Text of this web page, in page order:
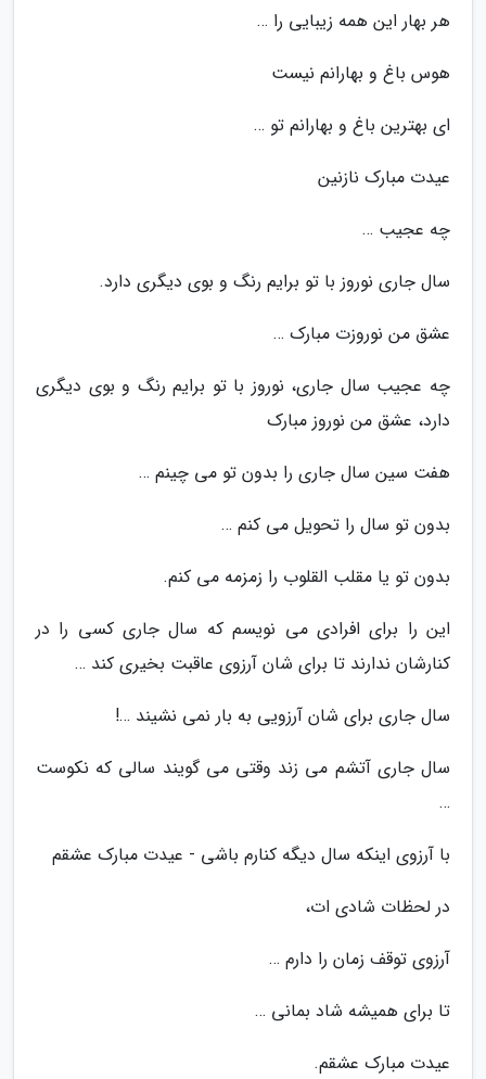
هر بهار این همه زیبایی را …
هوس باغ و بهارانم نیست
ای بهترین باغ و بهارانم تو …
عیدت مبارک نازنین
چه عجیب …
سال جاری نوروز با تو برایم رنگ و بوی دیگری دارد.
عشق من نوروزت مبارک …
چه عجیب سال جاری، نوروز با تو برایم رنگ و بوی دیگری
دارد، عشق من نوروز مبارک
هفت سین سال جاری را بدون تو می چینم …
بدون تو سال را تحویل می کنم …
بدون تو یا مقلب القلوب را زمزمه می کنم.
این را برای افرادی می نویسم که سال جاری کسی را در
کنارشان ندارند تا برای شان آرزوی عاقبت بخیری کند …
سال جاری برای شان آرزویی به بار نمی نشیند …!
سال جاری آتشم می زند وقتی می گویند سالی که نکوست
…
با آرزوی اینکه سال دیگه کنارم باشی - عیدت مبارک عشقم
در لحظات شادی ات،
آرزوی توقف زمان را دارم …
تا برای همیشه شاد بمانی …
عیدت مبارک عشقم.